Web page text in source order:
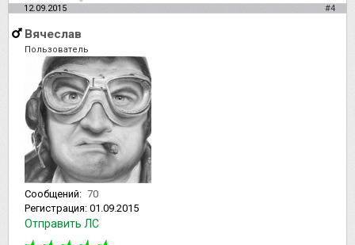
12.09.2015 #4
Вячеслав
Пользователь
Сообщений: 70
Регистрация: 01.09.2015
Отправить ЛС